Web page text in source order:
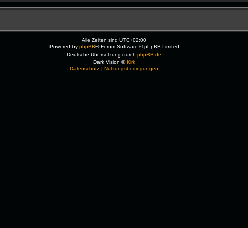
Alle Zeiten sindUTC+02:00
Powered by phpBB® Forum Software © phpBB Limited
Deutsche Übersetzung durchphpBB.de
Dark Vision ©Kirk
Datenschutz |Nutzungsbedingungen